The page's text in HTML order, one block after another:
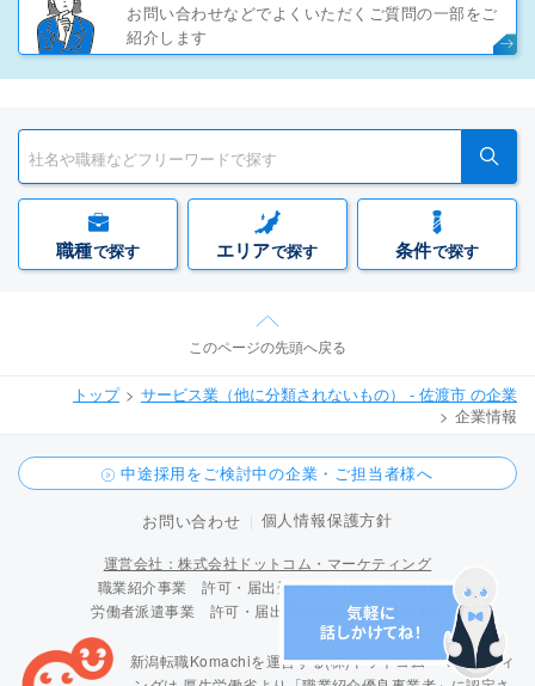
お問い合わせなどでよくいただくご質問の一部をご
紹介します
職種で探す エリアで探す 条件で探す
このページの先頭へ戻る
トップ
サービス業（他に分類されないもの） - 佐渡市 の企業
企業情報
中途採用をご検討中の企業・ご担当者様へ
お問い合わせ 個人情報保護方針
運営会社：株式会社ドットコム・マーケティング
職業紹介事業 許可・届出受理番号 15-ユ-300096
労働者派遣事業 許可・届出受理番号 派 15-300424
新潟転職Komachiを運営する(株)ドットコム・マーケティ